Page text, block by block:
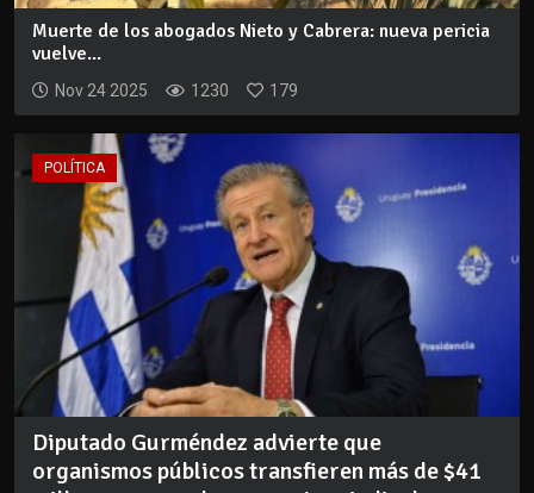
Muerte de los abogados Nieto y Cabrera: nueva pericia
vuelve...
Nov 24 2025 1230 179
POLÍTICA
Diputado Gurméndez advierte que
organismos públicos transfieren más de $41